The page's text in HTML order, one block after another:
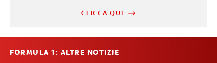
CLICCA QUI
FORMULA 1: ALTRE NOTIZIE